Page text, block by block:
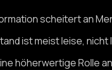
scheitert an
ist meist leise, nicht
höherwertige Rolle